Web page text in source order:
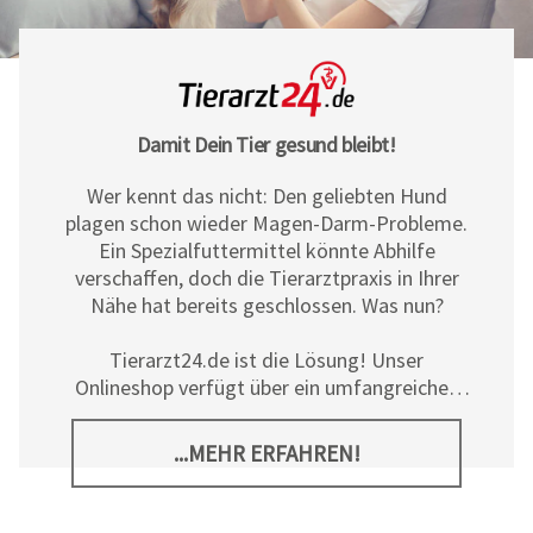
Damit Dein Tier gesund bleibt!
Wer kennt das nicht: Den geliebten Hund
plagen schon wieder Magen-Darm-Probleme.
Ein Spezialfuttermittel könnte Abhilfe
verschaffen, doch die Tierarztpraxis in Ihrer
Nähe hat bereits geschlossen. Was nun?
Tierarzt24.de ist die Lösung! Unser
Onlineshop verfügt über ein umfangreiches
Sortiment an Diät- und
Ergänzungsfuttermitteln, Pflegeprodukten
sowie allerlei tierischem Zubehör für Hunde,
Katzen und Pferde. Neben den hochwertigen
...MEHR ERFAHREN!